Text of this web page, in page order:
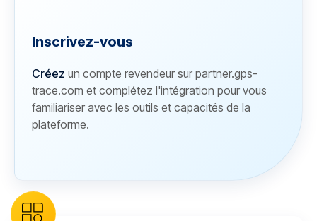
Inscrivez-vous
Créez un compte revendeur sur partner.gps-
trace.com et complétez l'intégration pour vous
familiariser avec les outils et capacités de la
plateforme.